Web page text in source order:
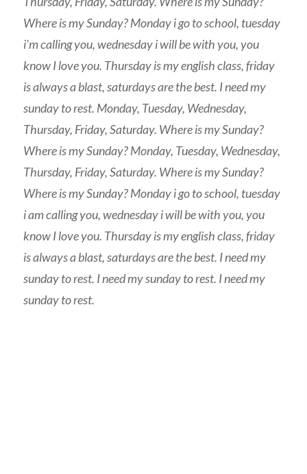
Where is my Sunday? Monday i go to school, tuesday
i’m calling you, wednesday i will be with you, you
know I love you. Thursday is my english class, friday
is always a blast, saturdays are the best. I need my
sunday to rest. Monday, Tuesday, Wednesday,
Thursday, Friday, Saturday. Where is my Sunday?
Where is my Sunday? Monday, Tuesday, Wednesday,
Thursday, Friday, Saturday. Where is my Sunday?
Where is my Sunday? Monday i go to school, tuesday
i am calling you, wednesday i will be with you, you
know I love you. Thursday is my english class, friday
is always a blast, saturdays are the best. I need my
sunday to rest. I need my sunday to rest. I need my
sunday to rest.